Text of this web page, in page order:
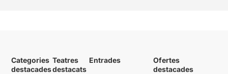
Categories
destacades
Teatres
destacats
Entrades
Ofertes
destacades